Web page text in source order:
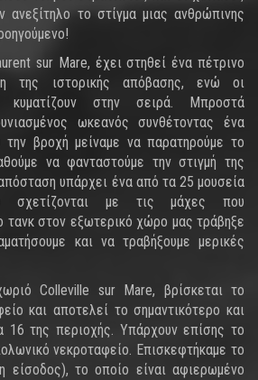
ανεξίτηλο το στίγμα μιας ανθρώπινης
sur Mare, έχει στηθεί ένα πέτρινο
της ιστορικής απόβασης, ενώ οι
κυματίζουν στην σειρά. Μπροστά
ωκεανός συνθέτοντας ένα
την βροχή μείναμε να παρατηρούμε το
να φανταστούμε την στιγμή της
υπάρχει ένα από τα 25 μουσεία
σχετίζονται με τις μάχες που
τανκ στον εξωτερικό χώρο μας τράβηξε
και να τραβήξουμε μερικές
Colleville sur Mare, βρίσκεται το
και αποτελεί το σημαντικότερο και
16 της περιοχής. Υπάρχουν επίσης το
νεκροταφείο. Επισκεφτήκαμε το
είσοδος), το οποίο είναι αφιερωμένο